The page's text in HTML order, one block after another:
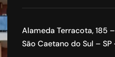
Alameda Terracota, 185
São Caetano do Sul –